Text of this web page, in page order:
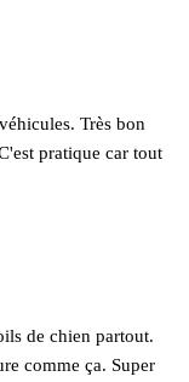
Très bon
pratique car tout
de chien partout.
comme ça. Super